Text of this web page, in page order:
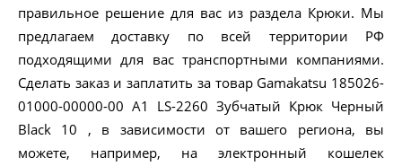
правильное решение для вас из раздела Крюки. Мы
предлагаем доставку по всей территории РФ
подходящими для вас транспортными компаниями.
Сделать заказ и заплатить за товар Gamakatsu 185026-
01000-00000-00 A1 LS-2260 Зубчатый Крюк Черный
Black 10 , в зависимости от вашего региона, вы
можете, например, на электронный кошелек